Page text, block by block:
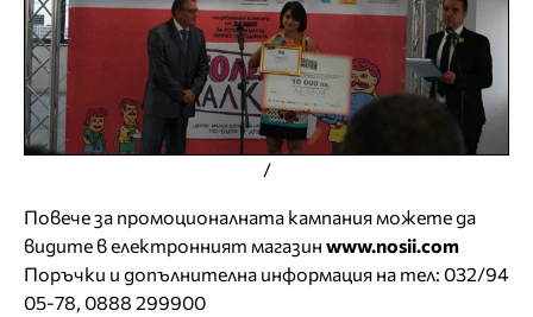
/
Повече за промоционалната кампания можете да
видите в електронният магазин www.nosii.com
Поръчки и допълнителна информация на тел: 032/94
05-78, 0888 299900